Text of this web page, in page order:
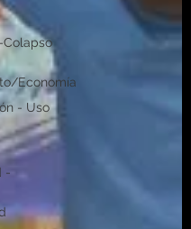
Economía
- Uso
-